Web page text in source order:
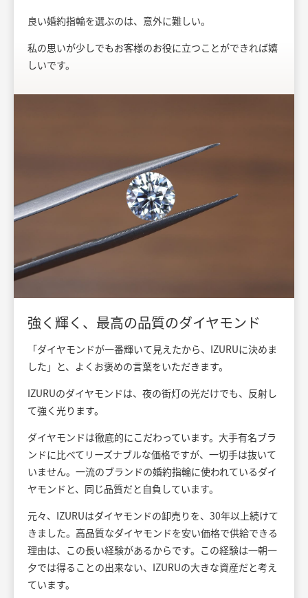
良い婚約指輪を選ぶのは、意外に難しい。
私の思いが少しでもお客様のお役に立つことができれば嬉
しいです。
強く輝く、最高の品質のダイヤモンド
「ダイヤモンドが一番輝いて見えたから、IZURUに決めま
した」と、よくお褒めの言葉をいただきます。
IZURUのダイヤモンドは、夜の街灯の光だけでも、反射し
て強く光ります。
ダイヤモンドは徹底的にこだわっています。大手有名ブラ
ンドに比べてリーズナブルな価格ですが、一切手は抜いて
いません。一流のブランドの婚約指輪に使われているダイ
ヤモンドと、同じ品質だと自負しています。
元々、IZURUはダイヤモンドの卸売りを、30年以上続けて
きました。高品質なダイヤモンドを安い価格で供給できる
理由は、この長い経験があるからです。この経験は一朝一
夕では得ることの出来ない、IZURUの大きな資産だと考え
ています。